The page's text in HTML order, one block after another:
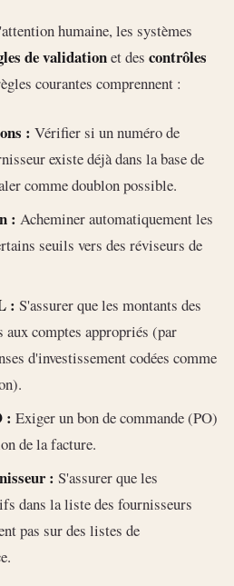
humaine, les systèmes
de validationet des contrôles
courantes comprennent :
: Vérifier si un numéro de
existe déjà dans la base de
comme doublon possible.
: Acheminer automatiquement les
seuils vers des réviseurs de
: S'assurer que les montants des
comptes appropriés (par
d'investissement codées comme
: Exiger un bon de commande (PO)
de la facture.
: S'assurer que les
dans la liste des fournisseurs
pas sur des listes de